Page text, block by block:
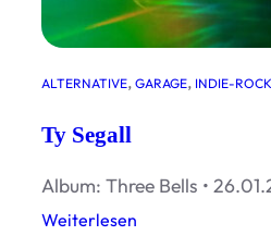
ALTERNATIVE, GARAGE, INDIE-ROCK
Ty Segall
Album: Three Bells •
Weiterlesen